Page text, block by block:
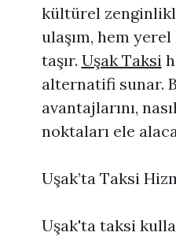
kültürel
ulaşım, hem
taşır. Uşak Taksi
alternatifi sunar.
avantajlarını,
noktaları ele
Uşak’ta Taksi
Uşak'ta taksi